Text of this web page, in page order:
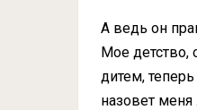
А ведь он
Мое детство,
дитем,
назовет